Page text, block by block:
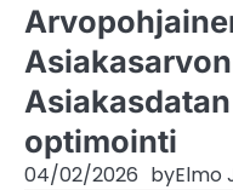
optimointi
04/02/2026 byElmo